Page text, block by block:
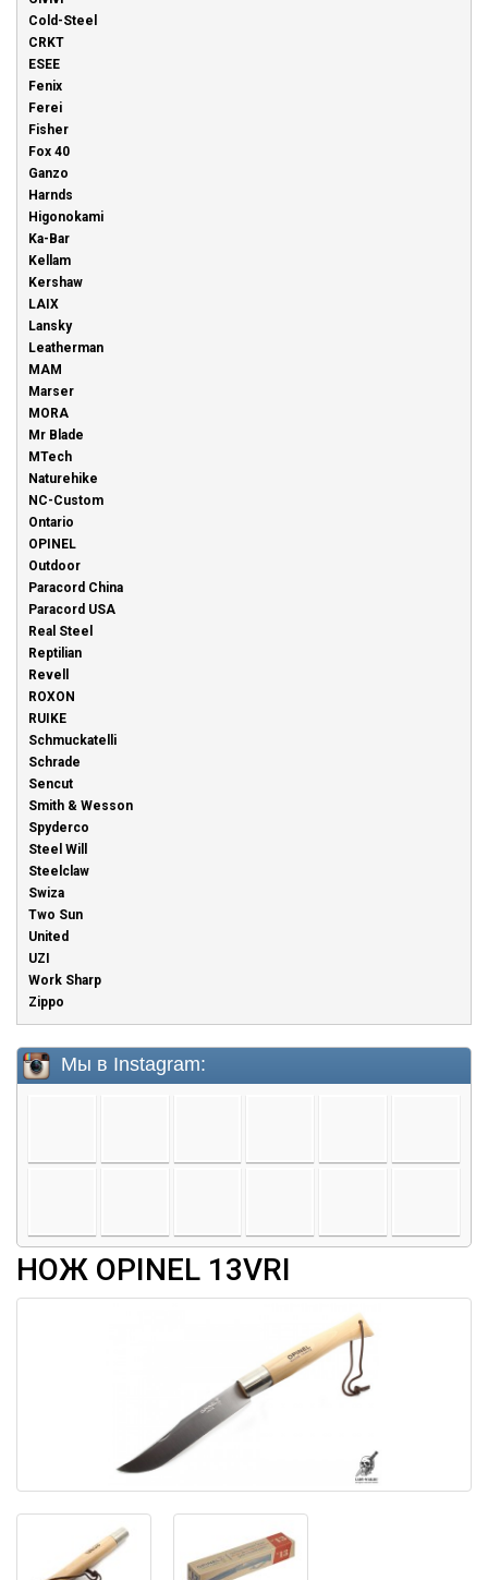
Cold-Steel
CRKT
ESEE
Fenix
Ferei
Fisher
Fox 40
Ganzo
Harnds
Higonokami
Ka-Bar
Kellam
Kershaw
LAIX
Lansky
Leatherman
MAM
Marser
MORA
Mr Blade
MTech
Naturehike
NC-Custom
Ontario
OPINEL
Outdoor
Paracord China
Paracord USA
Real Steel
Reptilian
Revell
ROXON
RUIKE
Schmuckatelli
Schrade
Sencut
Smith & Wesson
Spyderco
Steel Will
Steelclaw
Swiza
Two Sun
United
UZI
Work Sharp
Zippo
НОЖ OPINEL 13VRI